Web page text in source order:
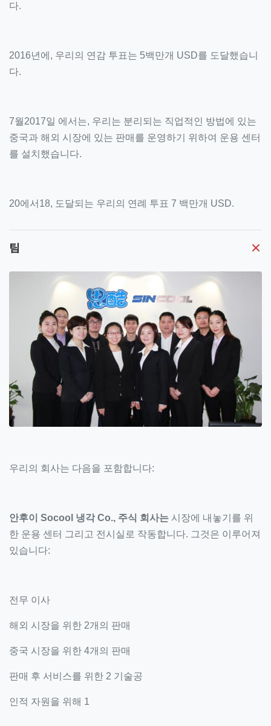
다.
2016년에, 우리의 연감 투표는 5백만개 USD를 도달했습니
다.
7월2017일 에서는, 우리는 분리되는 직업적인 방법에 있는
중국과 해외 시장에 있는 판매를 운영하기 위하여 운용 센터
를 설치했습니다.
20에서 18, 도달되는 우리의 연례 투표 7 백만개 USD.
팀
우리의 회사는 다음을 포함합니다:
안후이 Socool 냉각 Co., 주식 회사는 시장에 내놓기를 위
한 운용 센터 그리고 전시실로 작동합니다. 그것은 이루어져
있습니다:
전무 이사
해외 시장을 위한 2개의 판매
중국 시장을 위한 4개의 판매
판매 후 서비스를 위한 2 기술공
인적 자원을 위해 1